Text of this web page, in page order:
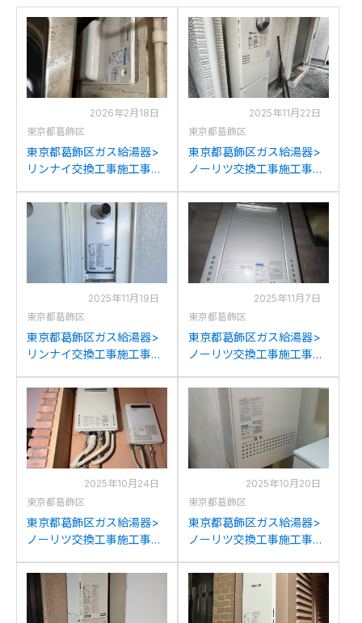
2026年2月18日
東京都葛飾区
東京都葛飾区ガス給湯器>
リンナイ交換工事施工事
HV80SA-Eからリンナイ
RUF-HA83SA-Eへの交換
2025年11月22日
東京都葛飾区
東京都葛飾区ガス給湯器>
ノーリツ交換工事施工事
S2400ZWSからノーリツ
GTH-C2460AW3H-1 BLへ
の交換
2025年11月19日
東京都葛飾区
東京都葛飾区ガス給湯器>
リンナイ交換工事施工事
TからリンナイRUF-
SA1615SAT-L(A)への交換
2025年11月7日
東京都葛飾区
東京都葛飾区ガス給湯器>
ノーリツ交換工事施工事
C2052SAWXからノーリツ
GT-C2072SAW BLへの交
2025年10月24日
東京都葛飾区
東京都葛飾区ガス給湯器>
ノーリツ交換工事施工事
2027SAWXからノーリツ
GT-2070SAW BLへの交換
2025年10月20日
東京都葛飾区
東京都葛飾区ガス給湯器>
ノーリツ交換工事施工事
1614SAWS-FFAからノーリ
ツGT-1634SAWS-FFA-1 BL
への交換